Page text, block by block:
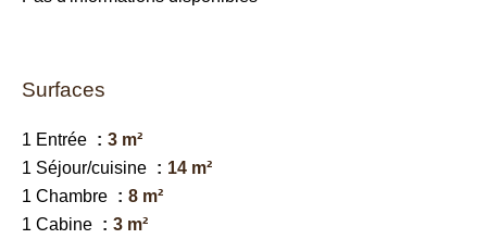
Surfaces
1 Entrée
3 m²
1 Séjour/cuisine
14 m²
1 Chambre
8 m²
1 Cabine
3 m²